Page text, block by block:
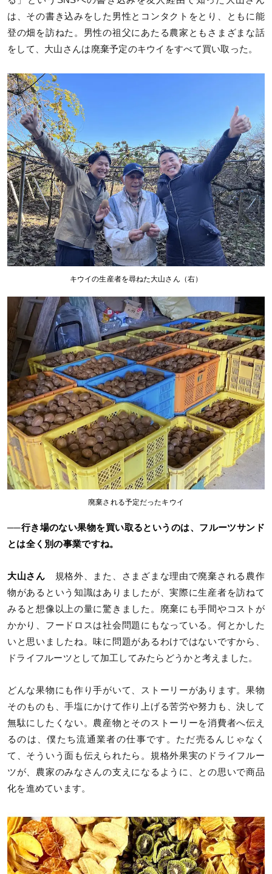
は、その書き込みをした男性とコンタクトをとり、ともに能
登の畑を訪ねた。男性の祖父にあたる農家ともさまざまな話
をして、大山さんは廃棄予定のキウイをすべて買い取った。
キウイの生産者を尋ねた大山さん（右）
廃棄される予定だったキウイ
──行き場のない果物を買い取るというのは、フルーツサンド
とは全く別の事業ですね。
大山さん 規格外、また、さまざまな理由で廃棄される農作
物があるという知識はありましたが、実際に生産者を訪ねて
みると想像以上の量に驚きました。廃棄にも手間やコストが
かかり、フードロスは社会問題にもなっている。何とかした
いと思いましたね。味に問題があるわけではないですから、
ドライフルーツとして加工してみたらどうかと考えました。
どんな果物にも作り手がいて、ストーリーがあります。果物
そのものも、手塩にかけて作り上げる苦労や努力も、決して
無駄にしたくない。農産物とそのストーリーを消費者へ伝え
るのは、僕たち流通業者の仕事です。ただ売るんじゃなく
て、そういう面も伝えられたら。規格外果実のドライフルー
ツが、農家のみなさんの支えになるように、との思いで商品
化を進めています。